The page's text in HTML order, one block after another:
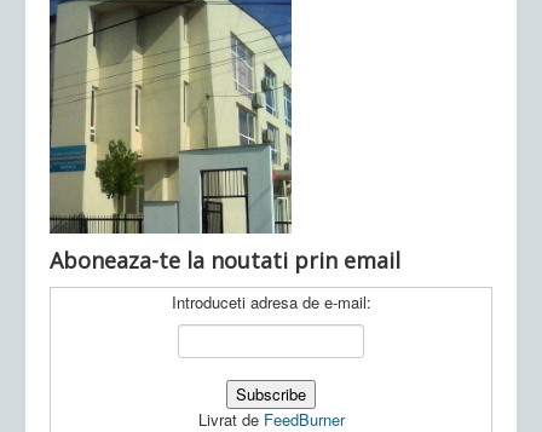
Ultimele articole: Vi, 04.11.2022 -
Județean Mehedinți
Aboneaza-te la noutati prin email
Introduceti adresa de e-mail:
Livrat de FeedBurner